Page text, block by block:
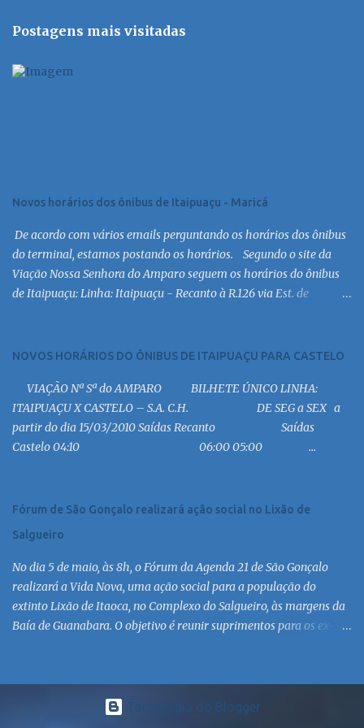
Postagens mais visitadas
Novos horários dos ônibus de Itaipuaçu - Maricá
De acordo com vários emails perguntando os horários dos ônibus
do terminal, estamos postando os horários. Segundo o site da
Viação Nossa Senhora do Amparo seguem os horários do ônibus
de Itaipuaçu: Linha: Itaipuaçu - Recanto à R.126 via Est. de
13:30 MC 14:30 MC 15:30 MC 16:30 MC 17:00 MC 17:30 MC 18:30 MC
MC 8:30 MC 10:30 MC 12:30 MC 14:30 MC 15:30 MC 16:30 MC 17:30
MC 18:30 MC 19:30 MC 20:30 MC 21:30 MC 6:30 MC 7:30 MC 8:30
MC 9:30 MC 10:30 MC 11:30 MC 12:30 MC 13:30 MC 14:30 MC 15:30
MC 16:30 MC 17:30 MC 18:30 MC 19:30 MC 20:30 MC 21:30 MC
NOVOS HORÁRIOS DO ÔNIBUS DE ITAIPUAÇU PARA CASTELO
VIAÇÃO Nª Sª do AMPARO BILHETE ÚNICO LINHA:
ITAIPUAÇU X CASTELO – S.A. C.H. DE SEG a SEX a
partir do dia 15/03/2010 Saídas Recanto Saídas
Castelo 04:10 06:00 05:00 ...
Fórum de São Gonçalo realizará ação social no Lixão de
Salgueiro
No dia 5 de maio, às 8h, o Fórum da Agenda 21 de São Gonçalo
realizará a Vida Nova, uma ação social para a população do
extinto Lixão de Itaoca, no Complexo do Salgueiro, às margens da
Baía de Guanabara. O objetivo é reunir suprimentos para os ex-
participação de ONGs locais e da população do município. Aos
interessados em participar, basta se dirigir à Rua Dr. Feliciano
Tecnologia do Blogger